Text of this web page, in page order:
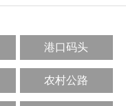
港口码头
农村公路